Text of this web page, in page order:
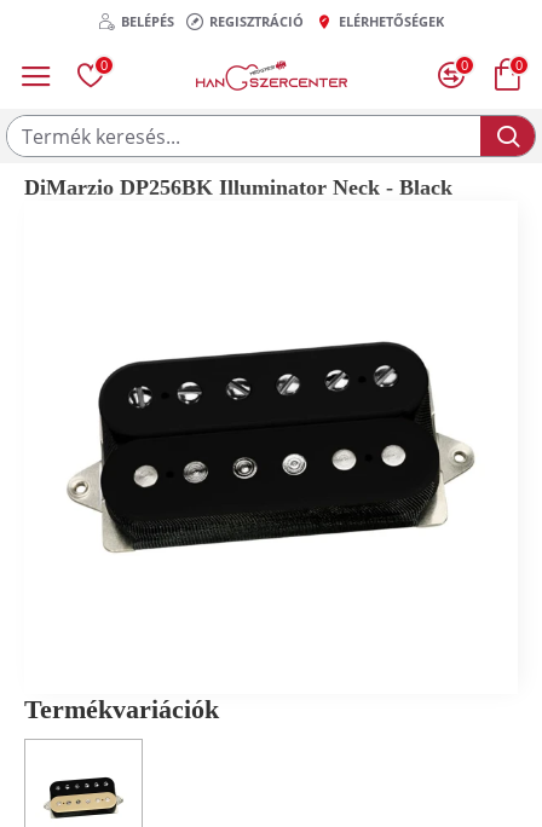
BELÉPÉS REGISZTRÁCIÓ ELÉRHETŐSÉGEK
0 0 0
DiMarzio DP256BK Illuminator Neck - Black
Termékvariációk